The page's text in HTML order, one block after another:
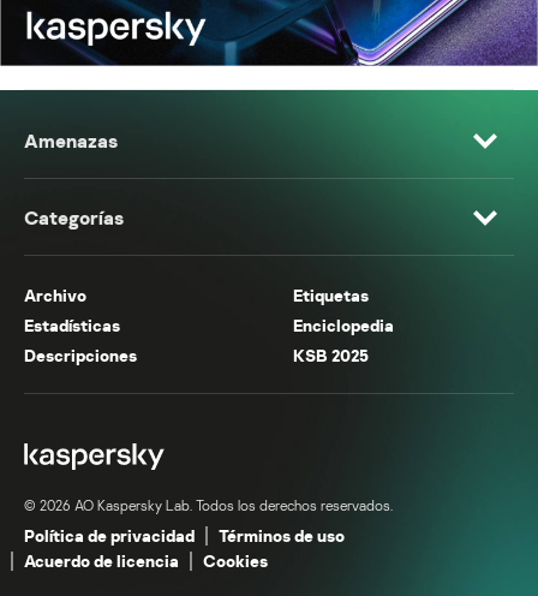
Amenazas
Categorías
Archivo
Etiquetas
Estadísticas
Enciclopedia
Descripciones
KSB 2025
© 2026 AO Kaspersky Lab. Todos los derechos reservados.
Política de privacidad
Términos de uso
Acuerdo de licencia
Cookies